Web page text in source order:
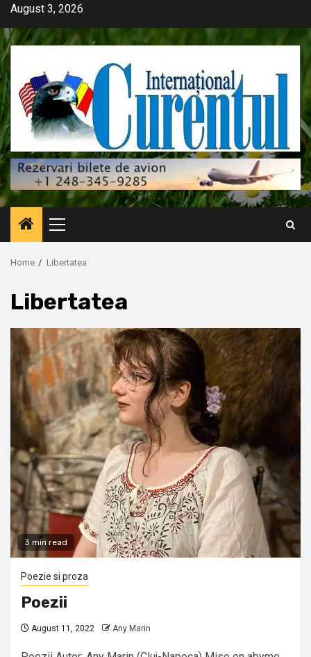
Skip
content
August 3, 2026
Primary
Menu
Home Libertatea
Libertatea
3 min read
Poezie si proza
Poezii
August 11, 2022 Any Marin